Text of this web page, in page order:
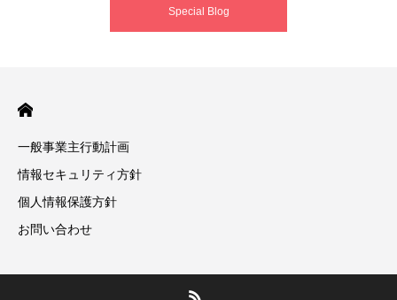
Special Blog
一般事業主行動計画
情報セキュリティ方針
個人情報保護方針
お問い合わせ